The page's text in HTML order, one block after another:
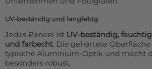
UV-beständig und langlebig
Jedes Paneel ist UV-beständig,
und farbecht. Die gehärtete
typische Aluminium-Optik und macht
besonders robust.